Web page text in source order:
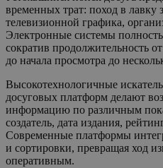
временных трат: поход в лавку
телевизионной графика,
Электронные системы
сократив продолжительность
до начала просмотра до
Высокотехнологичные
досуговых платформ делают
информацию по различным
создатель, дата издания,
Современные платформы
и сортировки, превращая ход
оперативным.